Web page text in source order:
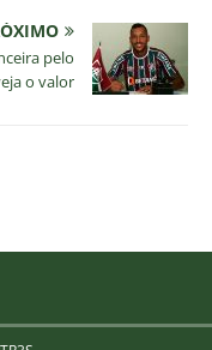
pelo
o valor